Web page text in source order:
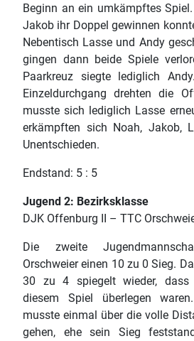
Beginn an ein umkämpftes
Jakob ihr Doppel gewinnen
Nebentisch Lasse und Andy
gingen dann beide Spiele
Paarkreuz siegte lediglich
Einzeldurchgang drehten die
musste sich lediglich Lasse
erkämpften sich Noah, Jakob,
Unentschieden.
Endstand: 5 : 5
Jugend 2: Bezirksklasse
DJK Offenburg II – TTC
Die zweite
Orschweier einen 10 zu 0 Sieg.
30 zu 4 spiegelt wieder, dass
diesem Spiel überlegen
musste einmal über die volle
gehen, ehe sein Sieg